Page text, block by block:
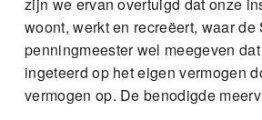
woont, werkt en recreëert, waar
penningmeester wel meegeven
ingeteerd op het eigen vermogen
vermogen op. De benodigde